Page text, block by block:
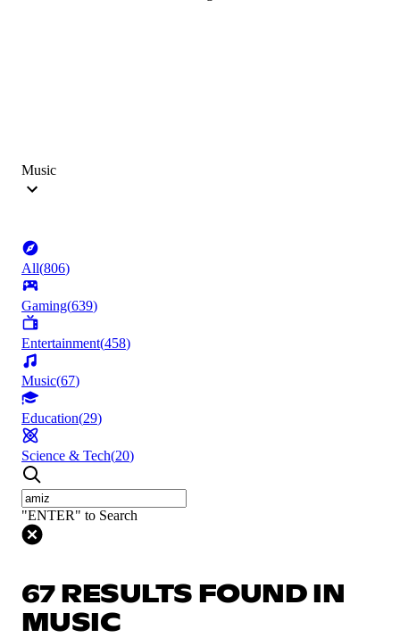
Music
All(806)
Gaming(639)
Entertainment(458)
Music(67)
Education(29)
Science & Tech(20)
"ENTER" to Search
67 RESULTS FOUND IN
MUSIC